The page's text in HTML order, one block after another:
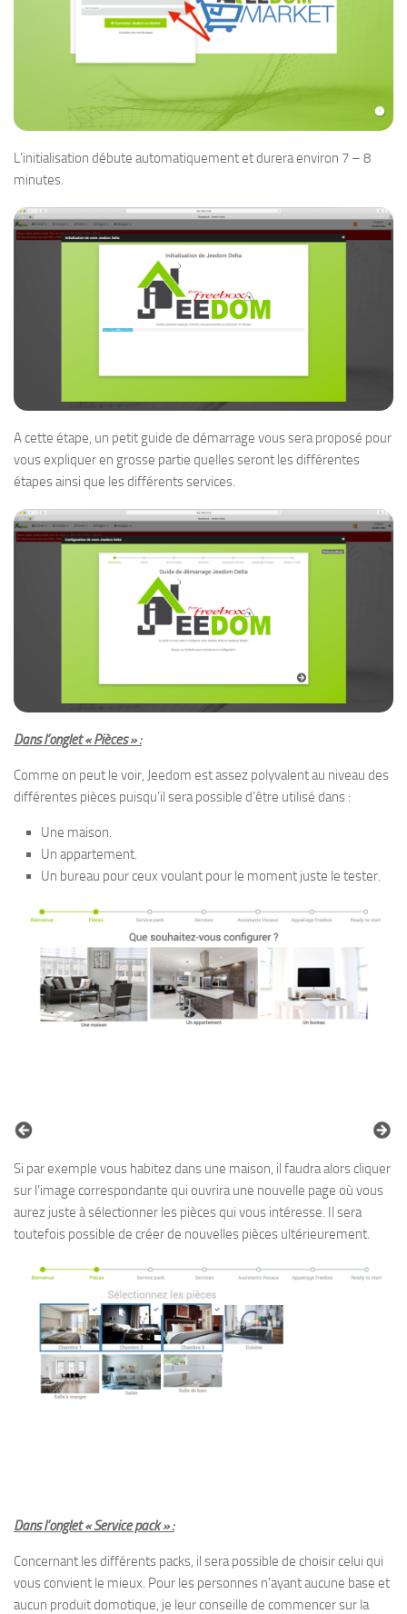
L’initialisation débute automatiquement et durera environ 7 – 8
minutes.
A cette étape, un petit guide de démarrage vous sera proposé pour
vous expliquer en grosse partie quelles seront les différentes
étapes ainsi que les différents services.
Dans l’onglet « Pièces » :
Comme on peut le voir, Jeedom est assez polyvalent au niveau des
différentes pièces puisqu’il sera possible d’être utilisé dans :
Une maison.
Un appartement.
Un bureau pour ceux voulant pour le moment juste le tester.
Si par exemple vous habitez dans une maison, il faudra alors cliquer
sur l’image correspondante qui ouvrira une nouvelle page où vous
aurez juste à sélectionner les pièces qui vous intéresse. Il sera
toutefois possible de créer de nouvelles pièces ultérieurement.
Dans l’onglet « Service pack » :
Concernant les différents packs, il sera possible de choisir celui qui
vous convient le mieux. Pour les personnes n’ayant aucune base et
aucun produit domotique, je leur conseille de commencer sur la